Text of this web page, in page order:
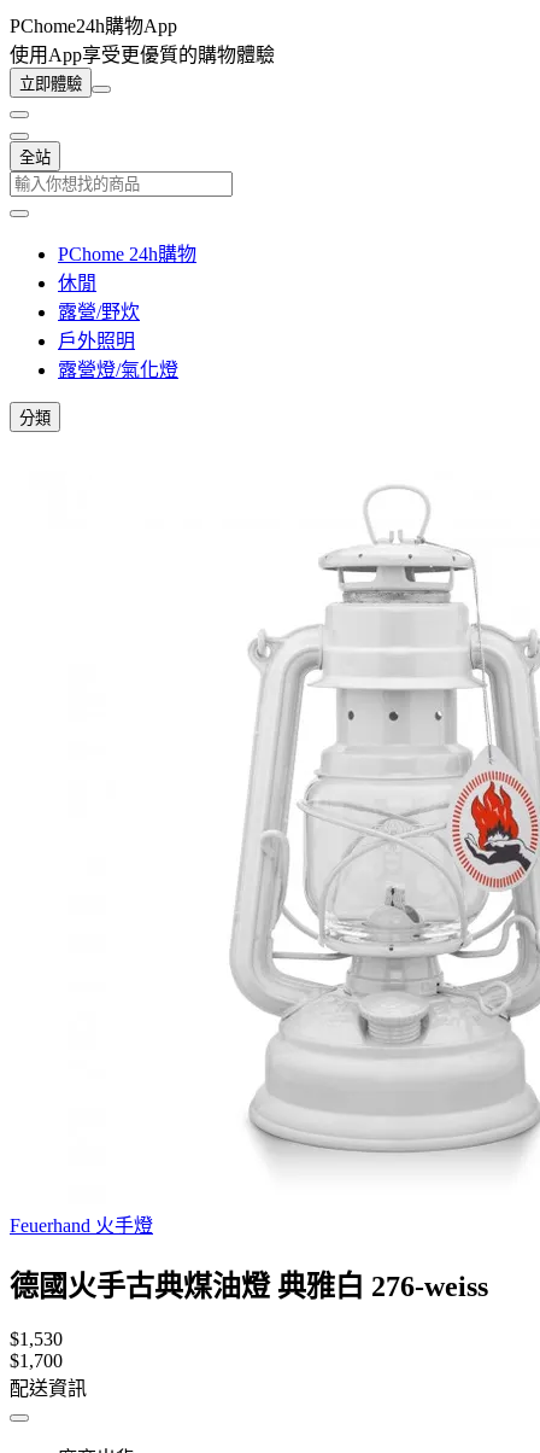
PChome24h購物App
使用App享受更優質的購物體驗
立即體驗
全站
PChome 24h購物
休閒
露營/野炊
戶外照明
露營燈/氣化燈
分類
Feuerhand 火手燈
德國火手古典煤油燈 典雅白 276-weiss
$1,530
$1,700
配送資訊